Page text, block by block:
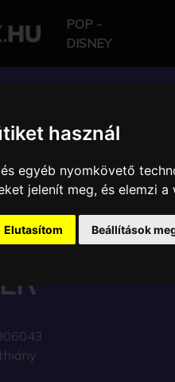
használ
egyéb nyomkövető
jelenít meg, és elemzi
Elutasítom Beállítások
POP -
DISNEY
A BOX HU
DEMON
NO YAIBA